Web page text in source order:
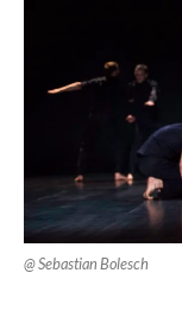
@ Sebastian Bolesch